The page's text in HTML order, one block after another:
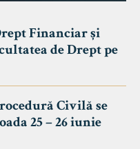
Financiar și
de Drept pe
Civilă se
25 – 26 iunie